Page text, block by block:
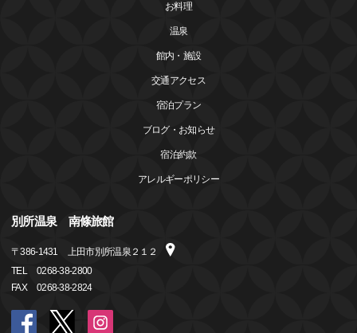
お料理
温泉
館内・施設
交通アクセス
宿泊プラン
ブログ・お知らせ
宿泊約款
アレルギーポリシー
別所温泉 南條旅館
〒386-1431
上田市別所温泉２１２
TEL
0268-38-2800
FAX
0268-38-2824